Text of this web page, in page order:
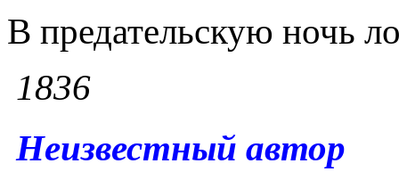
В предательскую ночь
1836
Неизвестный автор